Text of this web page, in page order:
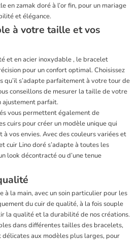
en zamak doré à l’or fin, pour un mariage
et élégance.
à votre taille et vos
et en acier inoxydable , le bracelet
pour un confort optimal. Choisissez
qu’il s’adapte parfaitement à votre tour de
conseillons de mesurer la taille de votre
ajustement parfait.
vous permettent également de
cuirs pour créer un modèle unique qui
vos envies. Avec des couleurs variées et
cuir Lino doré s’adapte à toutes les
look décontracté ou d’une tenue
à la main, avec un soin particulier pour les
du cuir de qualité, à la fois souple
la qualité et la durabilité de nos créations.
dans différentes tailles des bracelets,
aux modèles plus larges, pour